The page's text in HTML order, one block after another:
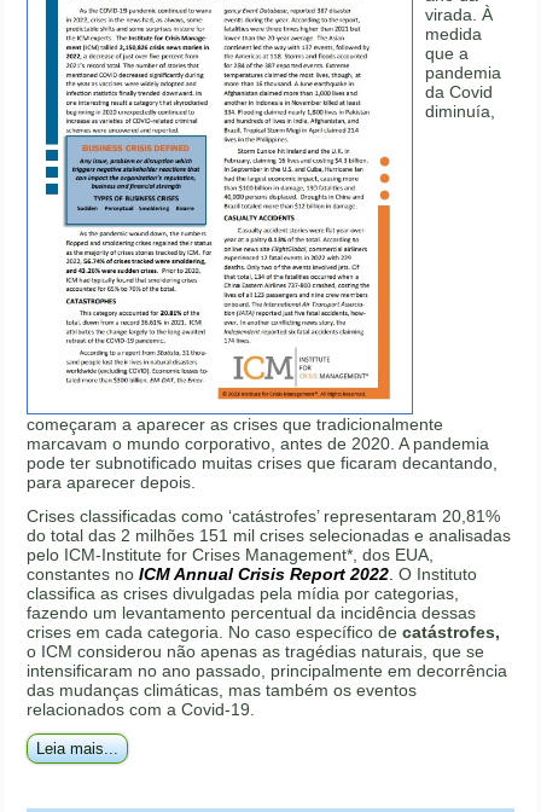
virada. À
medida
que a
pandemia
da Covid
diminuía,
começaram a aparecer as crises que tradicionalmente
marcavam o mundo corporativo, antes de 2020. A pandemia
pode ter subnotificado muitas crises que ficaram decantando,
para aparecer depois.
Crises classificadas como ‘catástrofes’ representaram 20,81%
do total das 2 milhões 151 mil crises selecionadas e analisadas
pelo ICM-Institute for Crises Management*, dos EUA,
constantes noICM Annual Crisis Report 2022 O Instituto
classifica as crises divulgadas pela mídia por categorias,
fazendo um levantamento percentual da incidência dessas
crises em cada categoria. No caso específico decatástrofes,
o ICM considerou não apenas as tragédias naturais, que se
intensificaram no ano passado, principalmente em decorrência
das mudanças climáticas, mas também os eventos
relacionados com a Covid-19.
Leia mais...